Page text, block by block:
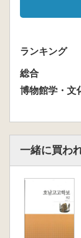
ランキング
総合
博物館学・文
一緒に買わ